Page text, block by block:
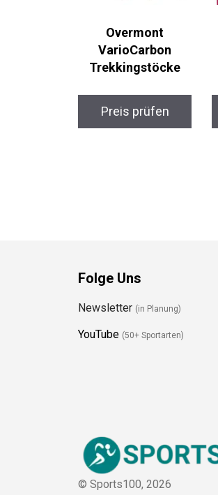
Overmont
VarioCarbon
Trekkingstöcke
Preis prüfen
Folge Uns
Newsletter (in Planung)
YouTube (50+ Sportarten)
© Sports100, 2026